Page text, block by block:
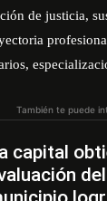
de justicia,
También te puede
capital